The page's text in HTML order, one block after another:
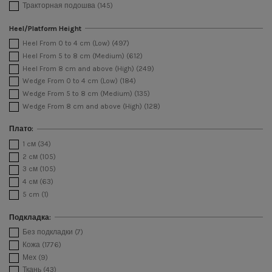
Тракторная подошва (145)
Heel/Platform Height
Heel From 0 to 4 cm (Low) (497)
Heel From 5 to 8 cm (Medium) (612)
Heel From 8 cm and above (High) (249)
Wedge From 0 to 4 cm (Low) (184)
Wedge From 5 to 8 cm (Medium) (135)
Wedge From 8 cm and above (High) (128)
Плато:
1 cм (34)
2 cм (105)
3 cм (105)
4 cм (63)
5 cm (1)
Подкладка:
Без подкладки (7)
Кожа (1776)
Мех (9)
Ткань (43)